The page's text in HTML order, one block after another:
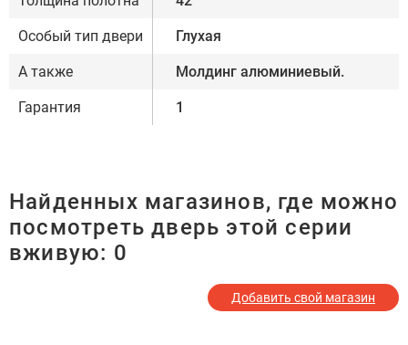
Особый тип двери Глухая
А также Молдинг алюминиевый.
Гарантия 1
Найденных магазинов, где можно
посмотреть дверь этой серии
вживую: 0
Добавить свой магазин